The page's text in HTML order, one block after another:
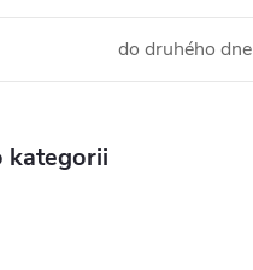
do druhého dne
kategorii